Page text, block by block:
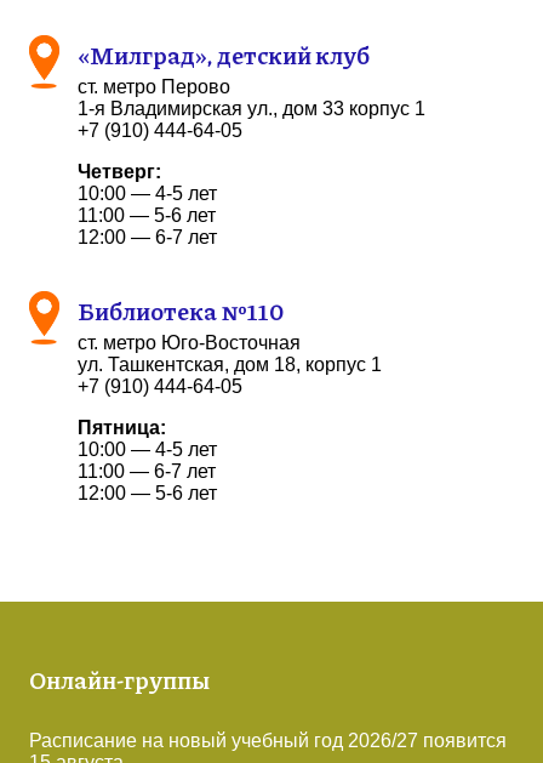
«Милград», детский клуб
ст. метро Перово
1-я Владимирская ул., дом 33 корпус 1
+7 (910) 444-64-05
Четверг:
10:00 — 4-5 лет
11:00 — 5-6 лет
12:00 — 6-7 лет
Библиотека №110
ст. метро Юго-Восточная
ул. Ташкентская, дом 18, корпус 1
+7 (910) 444-64-05
Пятница:
10:00 — 4-5 лет
11:00 — 6-7 лет
12:00 — 5-6 лет
Онлайн-группы
Расписание на новый учебный год 2026/27 появится